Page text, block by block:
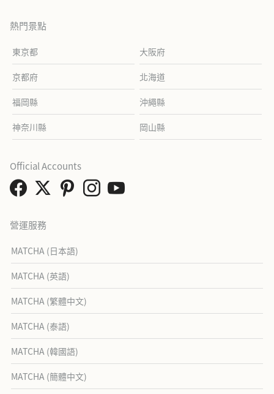
熱門景點
東京都 大阪府
京都府 北海道
福岡縣 沖繩縣
神奈川縣 岡山縣
營運服務
MATCHA (日本語)
MATCHA (英語)
MATCHA (繁體中文)
MATCHA (泰語)
MATCHA (韓國語)
MATCHA (簡體中文)
Official Accounts